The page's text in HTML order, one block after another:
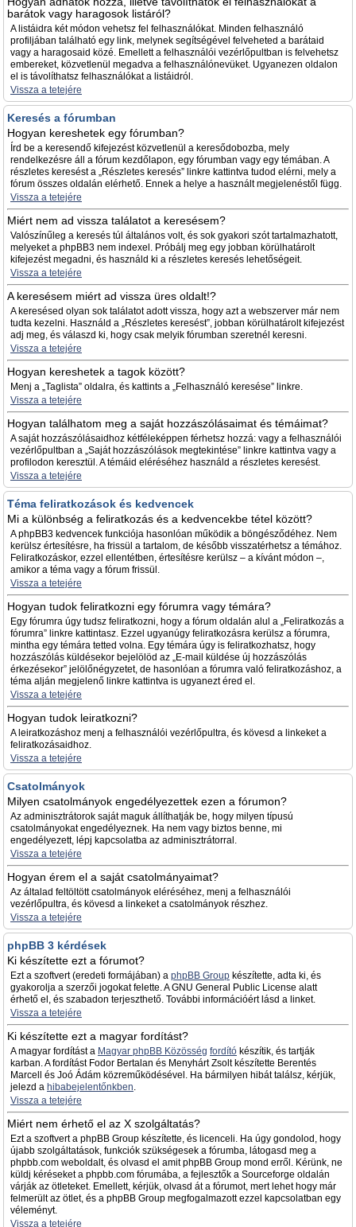
barátok vagy haragosok listáról?
A listáidra két módon vehetsz fel felhasználókat. Minden felhasználó
profiljában található egy link, melynek segítségével felveheted a barátaid
vagy a haragosaid közé. Emellett a felhasználói vezérlőpultban is felvehetsz
embereket, közvetlenül megadva a felhasználónevüket. Ugyanezen oldalon
el is távolíthatsz felhasználókat a listáidról.
Vissza a tetejére
Keresés a fórumban
Hogyan kereshetek egy fórumban?
Írd be a keresendő kifejezést közvetlenül a keresődobozba, mely
rendelkezésre áll a fórum kezdőlapon, egy fórumban vagy egy témában. A
részletes keresést a „Részletes keresés” linkre kattintva tudod elérni, mely a
fórum összes oldalán elérhető. Ennek a helye a használt megjelenéstől függ.
Vissza a tetejére
Miért nem ad vissza találatot a keresésem?
Valószínűleg a keresés túl általános volt, és sok gyakori szót tartalmazhatott,
melyeket a phpBB3 nem indexel. Próbálj meg egy jobban körülhatárolt
kifejezést megadni, és használd ki a részletes keresés lehetőségeit.
Vissza a tetejére
A keresésem miért ad vissza üres oldalt!?
A keresésed olyan sok találatot adott vissza, hogy azt a webszerver már nem
tudta kezelni. Használd a „Részletes keresést”, jobban körülhatárolt kifejezést
adj meg, és válaszd ki, hogy csak melyik fórumban szeretnél keresni.
Vissza a tetejére
Hogyan kereshetek a tagok között?
Menj a „Taglista” oldalra, és kattints a „Felhasználó keresése” linkre.
Vissza a tetejére
Hogyan találhatom meg a saját hozzászólásaimat és témáimat?
A saját hozzászólásaidhoz kétféleképpen férhetsz hozzá: vagy a felhasználói
vezérlőpultban a „Saját hozzászólások megtekintése” linkre kattintva vagy a
profilodon keresztül. A témáid eléréséhez használd a részletes keresést.
Vissza a tetejére
Téma feliratkozások és kedvencek
Mi a különbség a feliratkozás és a kedvencekbe tétel között?
A phpBB3 kedvencek funkciója hasonlóan működik a böngésződéhez. Nem
kerülsz értesítésre, ha frissül a tartalom, de később visszatérhetsz a témához.
Feliratkozáskor, ezzel ellentétben, értesítésre kerülsz – a kívánt módon –,
amikor a téma vagy a fórum frissül.
Vissza a tetejére
Hogyan tudok feliratkozni egy fórumra vagy témára?
Egy fórumra úgy tudsz feliratkozni, hogy a fórum oldalán alul a „Feliratkozás a
fórumra” linkre kattintasz. Ezzel ugyanúgy feliratkozásra kerülsz a fórumra,
mintha egy témára tetted volna. Egy témára úgy is feliratkozhatsz, hogy
hozzászólás küldésekor bejelölöd az „E-mail küldése új hozzászólás
érkezésekor” jelölőnégyzetet, de hasonlóan a fórumra való feliratkozáshoz, a
téma alján megjelenő linkre kattintva is ugyanezt éred el.
Vissza a tetejére
Hogyan tudok leiratkozni?
A leiratkozáshoz menj a felhasználói vezérlőpultra, és kövesd a linkeket a
feliratkozásaidhoz.
Vissza a tetejére
Csatolmányok
Milyen csatolmányok engedélyezettek ezen a fórumon?
Az adminisztrátorok saját maguk állíthatják be, hogy milyen típusú
csatolmányokat engedélyeznek. Ha nem vagy biztos benne, mi
engedélyezett, lépj kapcsolatba az adminisztrátorral.
Vissza a tetejére
Hogyan érem el a saját csatolmányaimat?
Az általad feltöltött csatolmányok eléréséhez, menj a felhasználói
vezérlőpultra, és kövesd a linkeket a csatolmányok részhez.
Vissza a tetejére
phpBB 3 kérdések
Ki készítette ezt a fórumot?
Ezt a szoftvert (eredeti formájában) a phpBB Group készítette, adta ki, és
gyakorolja a szerzői jogokat felette. A GNU General Public License alatt
érhető el, és szabadon terjeszthető. További információért lásd a linket.
Vissza a tetejére
Ki készítette ezt a magyar fordítást?
A magyar fordítást a Magyar phpBB Közösség fordító készítik, és tartják
karban. A fordítást Fodor Bertalan és Menyhárt Zsolt készítette Berentés
Marcell és Joó Ádám közreműködésével. Ha bármilyen hibát találsz, kérjük,
jelezd a hibabejelentőnkben.
Vissza a tetejére
Miért nem érhető el az X szolgáltatás?
Ezt a szoftvert a phpBB Group készítette, és licenceli. Ha úgy gondolod, hogy
újabb szolgáltatások, funkciók szükségesek a fórumba, látogasd meg a
phpbb.com weboldalt, és olvasd el amit phpBB Group mond erről. Kérünk, ne
küldj kéréseket a phpbb.com fórumába, a fejlesztők a Sourceforge oldalán
várják az ötleteket. Emellett, kérjük, olvasd át a fórumot, mert lehet hogy már
felmerült az ötlet, és a phpBB Group megfogalmazott ezzel kapcsolatban egy
véleményt.
Vissza a tetejére